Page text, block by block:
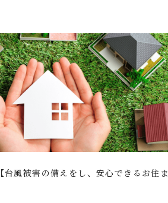
【台風被害の備えをし、安心できるお